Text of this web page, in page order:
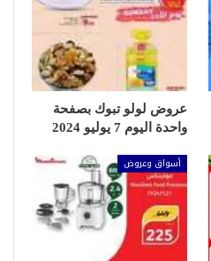
عروض لولو تبوك بصفحة
واحدة اليوم 7 يوليو 2024
أسواق وعروض